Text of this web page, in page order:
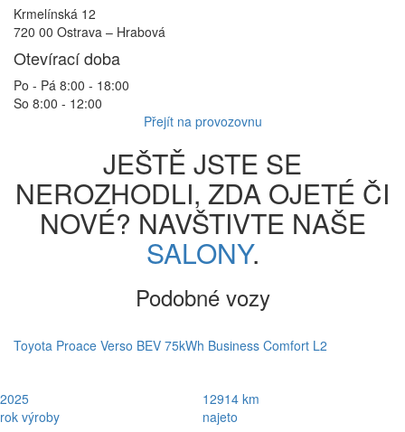
Krmelínská 12
720 00 Ostrava – Hrabová
Otevírací doba
Po - Pá 8:00 - 18:00
So 8:00 - 12:00
Přejít na provozovnu
JEŠTĚ JSTE SE
NEROZHODLI, ZDA OJETÉ ČI
NOVÉ? NAVŠTIVTE NAŠE
SALONY.
Podobné vozy
Toyota Proace Verso BEV 75kWh Business Comfort L2
2025
rok výroby
12914 km
najeto